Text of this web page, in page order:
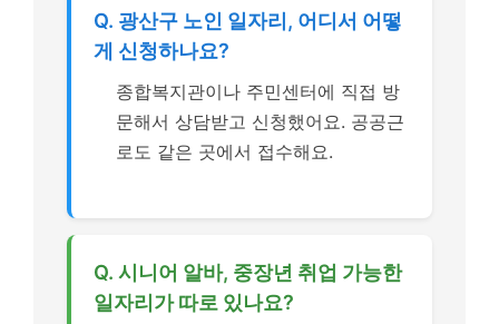
Q. 광산구 노인 일자리, 어디서 어떻
게 신청하나요?
종합복지관이나 주민센터에 직접 방
문해서 상담받고 신청했어요. 공공근
로도 같은 곳에서 접수해요.
Q. 시니어 알바, 중장년 취업 가능한
일자리가 따로 있나요?